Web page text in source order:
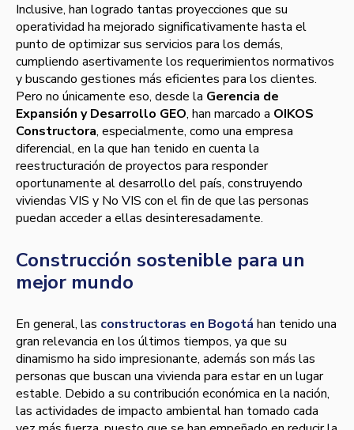
Inclusive, han logrado tantas proyecciones que su
operatividad ha mejorado significativamente hasta el
punto de optimizar sus servicios para los demás,
cumpliendo asertivamente los requerimientos normativos
y buscando gestiones más eficientes para los clientes.
Pero no únicamente eso, desde la Gerencia de
Expansión y Desarrollo GEO, han marcado a OIKOS
Constructora, especialmente, como una empresa
diferencial, en la que han tenido en cuenta la
reestructuración de proyectos para responder
oportunamente al desarrollo del país, construyendo
viviendas VIS y No VIS con el fin de que las personas
puedan acceder a ellas desinteresadamente.
Construcción sostenible para un
mejor mundo
En general, las constructoras en Bogotá han tenido una
gran relevancia en los últimos tiempos, ya que su
dinamismo ha sido impresionante, además son más las
personas que buscan una vivienda para estar en un lugar
estable. Debido a su contribución económica en la nación,
las actividades de impacto ambiental han tomado cada